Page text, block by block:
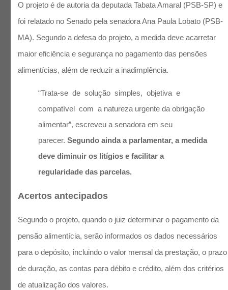
O projeto é de autoria da deputada Tabata Amaral (PSB-SP) e
foi relatado no Senado pela senadora Ana Paula Lobato (PSB-
MA). Segundo a defesa do projeto, a medida deve acarretar
maior eficiência e segurança no pagamento das pensões
alimentícias, além de reduzir a inadimplência.
“Trata-se de solução simples, objetiva e
compatível com a natureza urgente da obrigação
alimentar”, escreveu a senadora em seu
parecer.Segundo ainda a parlamentar, a medida
deve diminuir os litígios e facilitar a
regularidade das parcelas.
Acertos antecipados
Segundo o projeto, quando o juiz determinar o pagamento da
pensão alimentícia, serão informados os dados necessários
para o depósito, incluindo o valor mensal da prestação, o prazo
de duração, as contas para débito e crédito, além dos critérios
de atualização dos valores.